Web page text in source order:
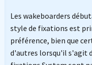
Les wakeboarders
style de fixations est
préférence, bien que
d'autres lorsqu'il s'agit